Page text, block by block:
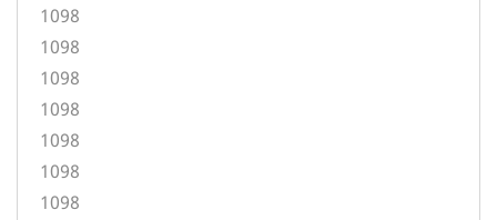
1098
1098
1098
1098
1098
1098
1098